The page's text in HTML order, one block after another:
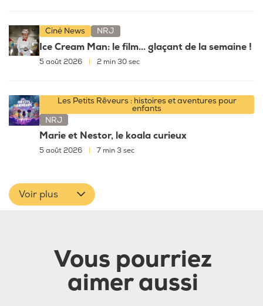
Ciné News NRJ
Ice Cream Man: le film... glaçant de la semaine !
5 août 2026 | 2 min 30 sec
Les Petits Rêveurs : histoires et aventures pour
enfants
NRJ
Marie et Nestor, le koala curieux
5 août 2026 7 min 3 sec
Voir plus
Vous pourriez
aimer aussi